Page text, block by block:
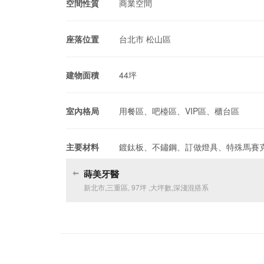
空間性質 商業空間
座落位置 台北市 松山區
建物面積 44坪
室內格局 用餐區、吧檯區、VIP區、櫃台區
主要材料 鍍鈦板、不鏽鋼、訂做燈具、特殊馬賽
蒔美牙醫
新北市 三重區 97坪 大坪數 深淺混搭系